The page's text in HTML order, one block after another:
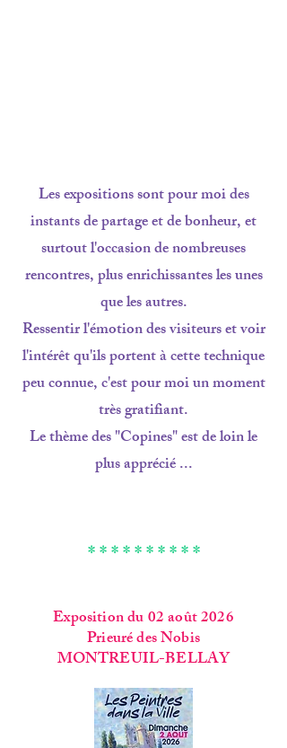
Les expositions sont pour moi des
instants de partage et de bonheur, et
surtout l'occasion de nombreuses
rencontres, plus enrichissantes les unes
que les autres.
Ressentir l'émotion des visiteurs et voir
l'intérêt qu'ils portent à cette technique
peu connue, c'est pour moi un moment
trèsgratifiant.
Le thème des "Copines" est de loin le
plus apprécié ...
* * * * * * * * * *
Exposition du 02 août 2026
Prieuré des Nobis
MONTREUIL-BELLAY